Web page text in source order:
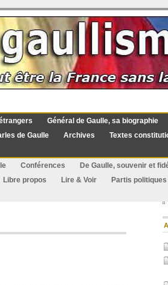
Général de Gaulle, sa biographie
de Gaulle Archives Textes
Conférences De Gaulle, souvenir et
Libre propos Lire & Voir Partis politiques